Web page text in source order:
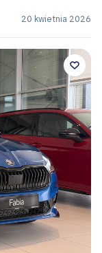
20 kwietnia 2026